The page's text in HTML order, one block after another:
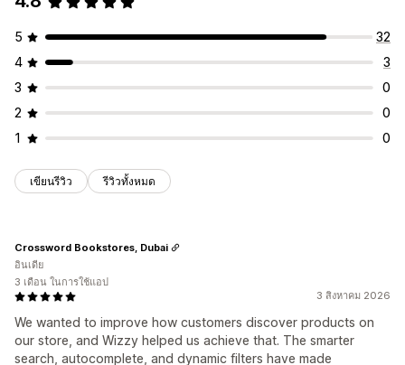
5
32
4
3
3
0
2
0
1
0
เขียนรีวิว รีวิวทั้งหมด
3 สิงหาคม 2026
We wanted to improve how customers discover products on
our store, and Wizzy helped us achieve that. The smarter
search, autocomplete, and dynamic filters have made
Crossword Bookstores, Dubai
อินเดีย
3 เดือน ในการใช้แอป